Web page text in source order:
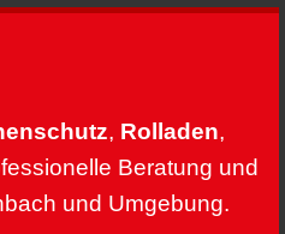
, Rolladen,
Beratung und
und Umgebung.